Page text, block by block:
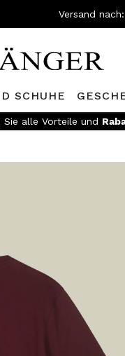
Versand nach:
SCHUHE
Sie alle Vorteile und